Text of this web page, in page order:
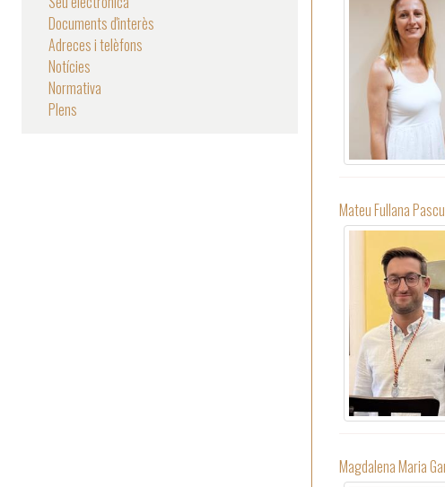
Documents d'interès
Adreces i telèfons
Notícies
Normativa
Plens
Mateu Fullana
Magdalena Maria